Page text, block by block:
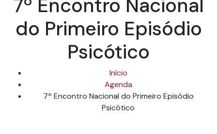
7º Encontro Nacional
do Primeiro Episódio
Psicótico
Início
Agenda
7º Encontro Nacional do Primeiro Episódio
Psicótico